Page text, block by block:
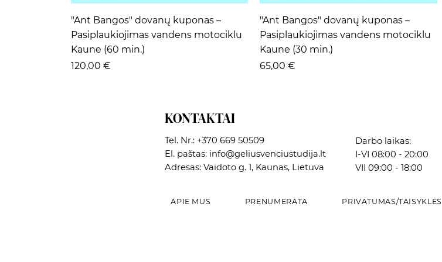
Greita peržiūra
"Ant Bangos" dovanų kuponas –
Pasiplaukiojimas vandens motociklu
Kaune (60 min.)
Kaina
120,00 €
Greita peržiūra
"Ant Bangos" dovanų kuponas –
Pasiplaukiojimas vandens motociklu
Kaune (30 min.)
Kaina
65,00 €
KONTAKTAI
Tel. Nr.: +370 669 50509
El. paštas: info@geliusvenciustudija.lt
Adresas: Vaidoto g. 1, Kaunas, Lietuva
Darbo laikas:
I-VI 08:00 - 20:00
VII 09:00 - 18:00
APIE MUS PRENUMERATA PRIVATUMAS/TAISYKLĖS